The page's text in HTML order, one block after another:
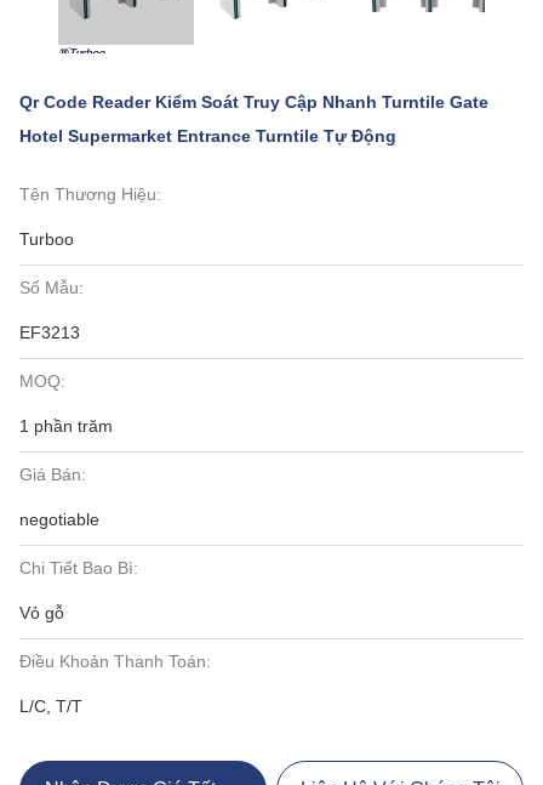
Qr Code Reader Kiểm Soát Truy Cập Nhanh Turntile Gate
Hotel Supermarket Entrance Turntile Tự Động
Tên Thương Hiệu:
Turboo
Số Mẫu:
EF3213
MOQ:
1 phần trăm
Giá Bán:
negotiable
Chi Tiết Bao Bì:
Vỏ gỗ
Điều Khoản Thanh Toán:
L/C, T/T